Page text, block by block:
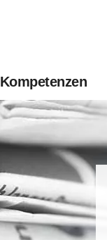
Kompetenzen